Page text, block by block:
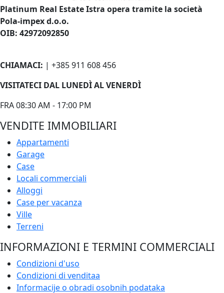
Platinum Real Estate Istra opera tramite la società
Pola-impex d.o.o.
OIB: 42972092850
CHIAMACI: | +385 911 608 456
VISITATECI DAL LUNEDÌ AL VENERDÌ
FRA 08:30 AM - 17:00 PM
VENDITE IMMOBILIARI
Appartamenti
Garage
Case
Locali commerciali
Alloggi
Case per vacanza
Ville
Terreni
INFORMAZIONI E TERMINI COMMERCIALI
Condizioni d'uso
Condizioni di venditaa
Informacije o obradi osobnih podataka